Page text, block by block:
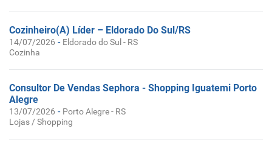
Cozinheiro(A) Líder – Eldorado Do Sul/RS
14/07/2026 - Eldorado do Sul - RS
Cozinha
Consultor De Vendas Sephora - Shopping Iguatemi Porto
Alegre
13/07/2026 - Porto Alegre - RS
Lojas / Shopping